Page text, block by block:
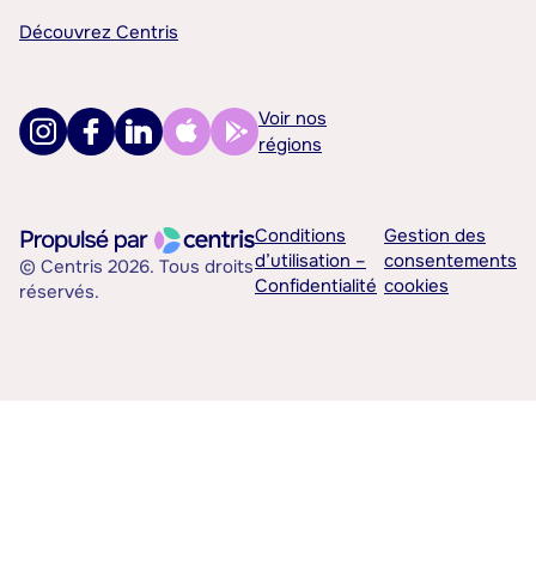
Découvrez Centris
Voir nos
régions
© Centris 2026. Tous droits
réservés.
Conditions
d’utilisation –
Confidentialité
Gestion des
consentements
cookies